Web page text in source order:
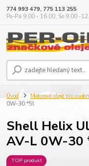
774 993 479, 775 113 255
Po-Pá 9.00 - 16.00, So 9.00 -
Úvod Motorové oleje pro
0W-30 *5l
Shell Helix
AV-L 0W-30
TOP produkt